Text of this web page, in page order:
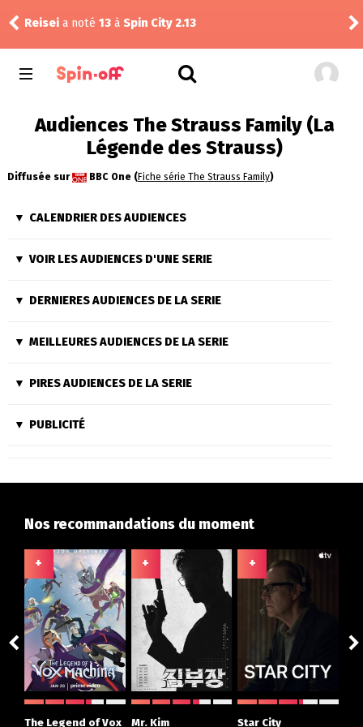
Reisei a noté 13 à Spin City 2.13
Audiences The Strauss Family (La
Légende des Strauss)
Diffusée sur BBC One ( Fiche série The Strauss Family)
CALENDRIER DES AUDIENCES
VOIR LES AUDIENCES D'UNE SERIE
DERNIERES AUDIENCES DE LA SERIE
MEILLEURES AUDIENCES DE LA SERIE
PIRES AUDIENCES DE LA SERIE
PUBLICITÉ
Nos recommandations du moment
+
The Legend of Vox
+
Mr. Kim
+
Star City